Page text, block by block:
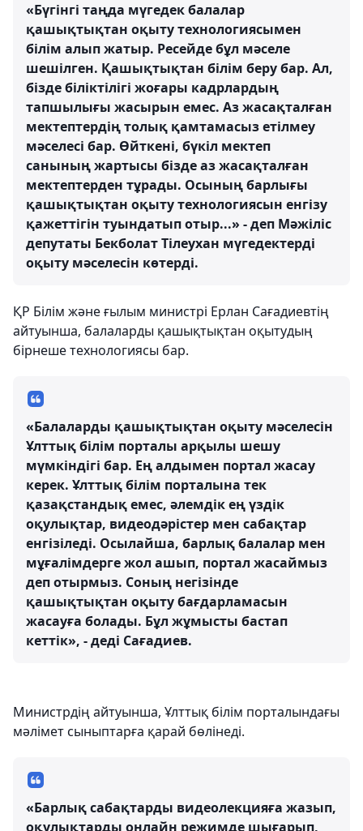
«Бүгiнгi таңда мүгедек балалар
қашықтықтан оқыту технологиясымен
бiлiм алып жатыр. Ресейде бұл мәселе
шешiлген. Қашықтықтан бiлiм беру бар. Ал,
бiзде бiлiктiлiгi жоғары кадрлардың
тапшылығы жасырын емес. Аз жасақталған
мектептердiң толық қамтамасыз етiлмеу
мәселесi бар. Өйткенi, бүкiл мектеп
санының жартысы бiзде аз жасақталған
мектептерден тұрады. Осының барлығы
қашықтықтан оқыту технологиясын енгiзу
қажеттiгiн туындатып отыр...» - деп Мәжiлiс
депутаты Бекболат Тiлеухан мүгедектердi
оқыту мәселесiн көтердi.
ҚР Бiлiм және ғылым министрi Ерлан Сағадиевтiң
айтуынша, балаларды қашықтықтан оқытудың
бiрнеше технологиясы бар.
«Балаларды қашықтықтан оқыту мәселесiн
Ұлттық бiлiм порталы арқылы шешу
мүмкiндiгi бар. Ең алдымен портал жасау
керек. Ұлттық бiлiм порталына тек
қазақстандық емес, әлемдiк ең үздiк
оқулықтар, видеодәрiстер мен сабақтар
енгiзiледi. Осылайша, барлық балалар мен
мұғалiмдерге жол ашып, портал жасаймыз
деп отырмыз. Соның негiзiнде
қашықтықтан оқыту бағдарламасын
жасауға болады. Бұл жұмысты бастап
кеттiк», - дедi Сағадиев.
Министрдiң айтуынша, Ұлттық бiлiм порталындағы
мәлiмет сыныптарға қарай бөлiнедi.
«Барлық сабақтарды видеолекцияға жазып,
оқулықтарды онлайн режимде шығарып,